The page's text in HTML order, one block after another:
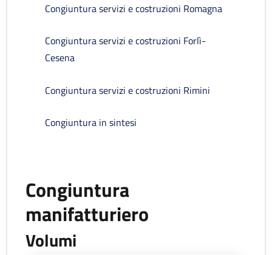
Congiuntura servizi e costruzioni Romagna
Congiuntura servizi e costruzioni Forlì-
Cesena
Congiuntura servizi e costruzioni Rimini
Congiuntura in sintesi
Congiuntura
manifatturiero
Volumi